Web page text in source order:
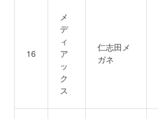
16
メ
デ
ィ
ア
ッ
ク
ス
仁志田メ
ガネ